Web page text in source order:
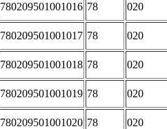
780209501001016 78 020
780209501001017 78 020
780209501001018 78 020
780209501001019 78 020
780209501001020 78 020